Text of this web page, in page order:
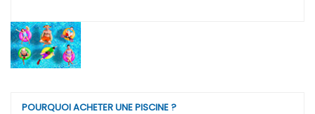
POURQUOI ACHETER UNE PISCINE ?